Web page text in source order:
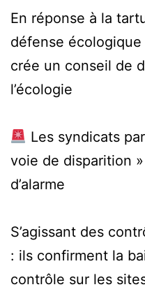
En réponse à la
défense
crée un conseil de
l’écologie
Les syndicats
voie de disparition
d’alarme
S’agissant des
: ils confirment la
contrôle sur les